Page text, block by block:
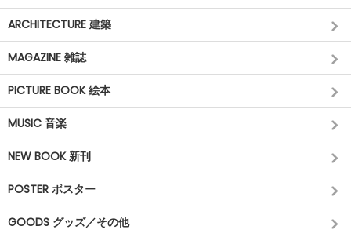
ARCHITECTURE 建築
MAGAZINE 雑誌
PICTURE BOOK 絵本
MUSIC 音楽
NEW BOOK 新刊
POSTER ポスター
GOODS グッズ／その他